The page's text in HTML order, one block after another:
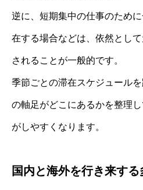
逆に、短期集中の仕事のため
在する場合などは、依然とし
されることが一般的です。
季節ごとの滞在スケジュール
の軸足がどこにあるかを整理
がしやすくなります。
国内と海外を行き来す